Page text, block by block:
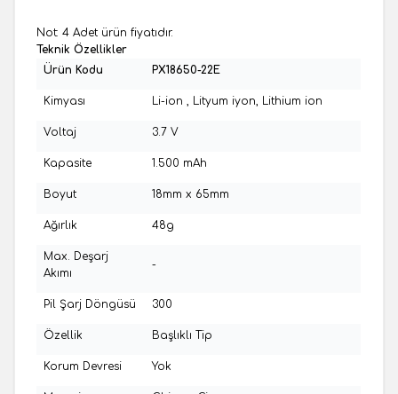
Not: 4 Adet ürün fiyatıdır.
Teknik Özellikler
Ürün Kodu
PX18650-22E
Kimyası Li-ion , Lityum iyon, Lithium ion
Voltaj 3.7 V
Kapasite 1.500 mAh
Boyut 18mm x 65mm
Ağırlık 48g
Max. Deşarj
Akımı
-
Pil Şarj Döngüsü 300
Özellik Başlıklı Tip
Korum Devresi Yok